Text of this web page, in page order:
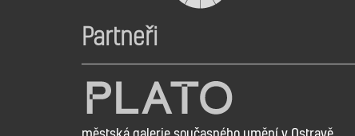
Partneři